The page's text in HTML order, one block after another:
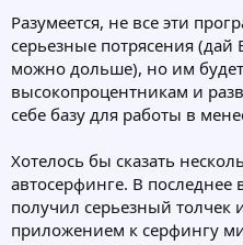
Разумеется, не все эти
серьезные потрясения
можно дольше), но им
высокопроцентникам и
себе базу для работы в
Хотелось бы сказать
автосерфинге. В последнее
получил серьезный толчек
приложением к серфингу